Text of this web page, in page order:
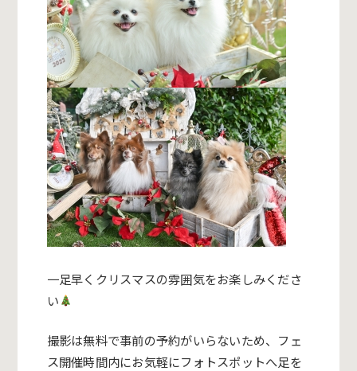
一足早くクリスマスの雰囲気をお楽しみくださ
い
撮影は無料で事前の予約がいらないため、フェ
ス開催時間内にお気軽にフォトスポットへ足を